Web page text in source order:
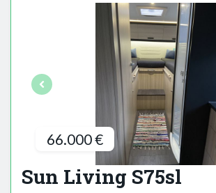
66.000 €
Sun Living S75sl